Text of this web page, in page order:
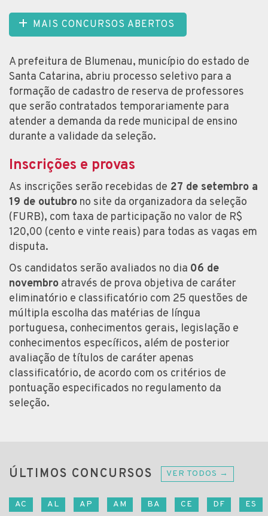
MAIS CONCURSOS ABERTOS
A prefeitura de Blumenau, município do estado de
Santa Catarina, abriu processo seletivo para a
formação de cadastro de reserva de professores
que serão contratados temporariamente para
atender a demanda da rede municipal de ensino
durante a validade da seleção.
Inscrições e provas
As inscrições serão recebidas de 27 de setembro a
19 de outubro no site da organizadora da seleção
(FURB), com taxa de participação no valor de R$
120,00 (cento e vinte reais) para todas as vagas em
disputa.
Os candidatos serão avaliados no dia 06 de
novembro através de prova objetiva de caráter
eliminatório e classificatório com 25 questões de
múltipla escolha das matérias de língua
portuguesa, conhecimentos gerais, legislação e
conhecimentos específicos, além de posterior
avaliação de títulos de caráter apenas
classificatório, de acordo com os critérios de
pontuação especificados no regulamento da
seleção.
ÚLTIMOS CONCURSOS VER TODOS →
AC AL AP AM BA CE DF ES